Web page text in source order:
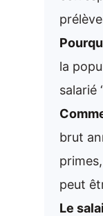
la
salarié
brut
peut
Le